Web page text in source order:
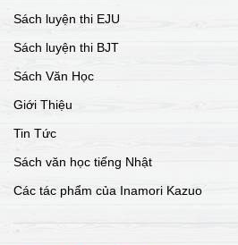
Sách luyện thi EJU
Sách luyện thi BJT
Sách Văn Học
Giới Thiệu
Tin Tức
Sách văn học tiếng Nhật
Các tác phẩm của Inamori Kazuo